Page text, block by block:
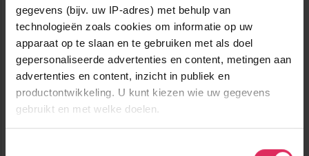
gegevens (bijv. uw IP-adres) met behulp van
technologieën zoals cookies om informatie op uw
apparaat op te slaan en te gebruiken met als doel
gepersonaliseerde advertenties en content, metingen aan
advertenties en content, inzicht in publiek en
productontwikkeling. U kunt kiezen wie uw gegevens
gebruikt en met welke doelen.
Een modern adults only 4-sterrenhotel met wellness, aan de
vanaf
663 p.p.
1500m tot centrum
100m tot skilift